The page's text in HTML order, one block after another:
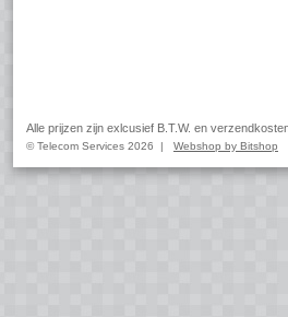
Alle prijzen zijn exlcusief B.T.W. en
© Telecom Services 2026 | Webshop by Bitshop